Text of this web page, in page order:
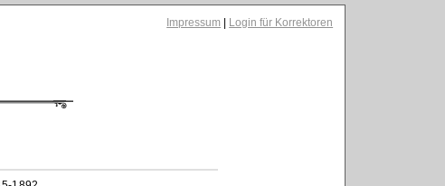
Impressum Login für Korrektoren